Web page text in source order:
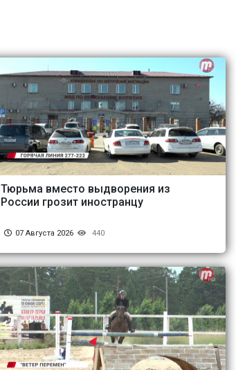
Тюрьма вместо выдворения из
России грозит иностранцу
07 Августа 2026 440